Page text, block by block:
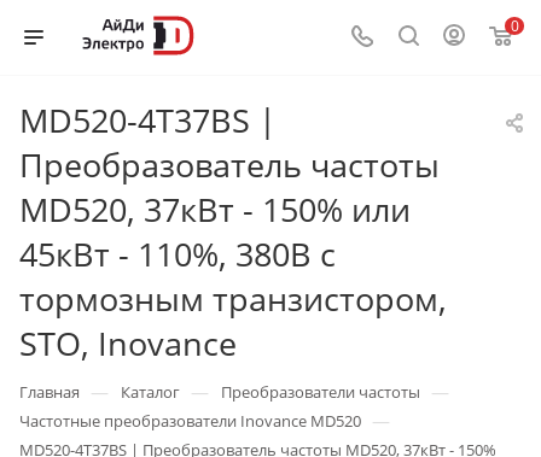
0
MD520-4T37BS |
Преобразователь частоты
MD520, 37кВт - 150% или
45кВт - 110%, 380В с
тормозным транзистором,
STO, Inovance
Главная — Каталог — Преобразователи частоты —
Частотные преобразователи Inovance MD520 —
MD520-4T37BS | Преобразователь частоты MD520, 37кВт - 150%